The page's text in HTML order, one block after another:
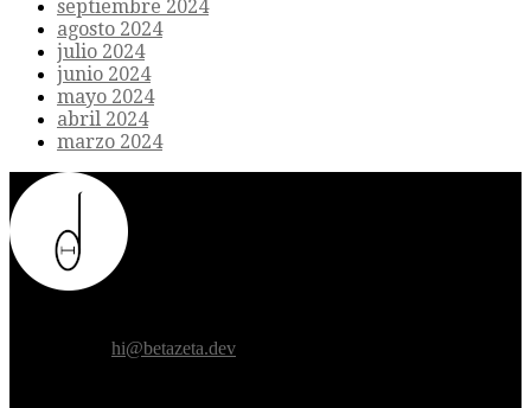
septiembre 2024
agosto 2024
julio 2024
junio 2024
mayo 2024
abril 2024
marzo 2024
hi@betazeta.dev